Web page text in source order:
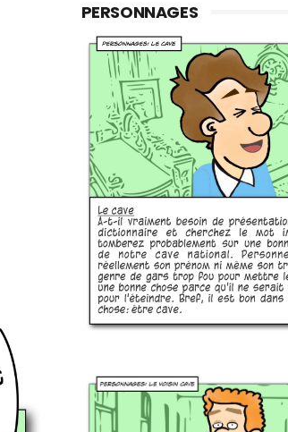
PERSONNAGES